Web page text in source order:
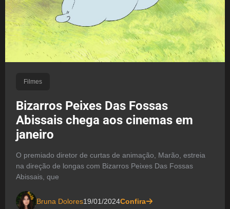
Filmes
Bizarros Peixes Das Fossas
Abissais chega aos cinemas em
janeiro
O premiado diretor de curtas de animação, Marão, estreia
na direção de longas com Bizarros Peixes Das Fossas
Abissais, que
Bruna Dolores19/01/2024Confira